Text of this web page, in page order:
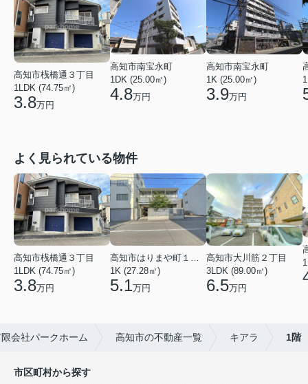
高知市桟橋通３丁目
1LDK (74.75㎡)
3.8万円
高知市南宝永町
1DK (25.00㎡)
4.8万円
高知市南宝永町
1K (25.00㎡)
3.9万円
よく見られている物件
高知市桟橋通３丁目
1LDK (74.75㎡)
3.8万円
高知市はりまや町１丁目
1K (27.28㎡)
5.1万円
高知市大川筋２丁目
3LDK (89.00㎡)
6.5万円
会社パークホーム 高知市の不動産一覧 キアラ 1階
市区町村から探す